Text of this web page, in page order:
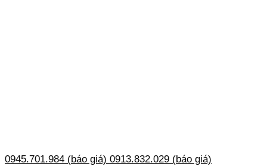
0945.701.984 (báo giá) 0913.832.029 (báo giá)